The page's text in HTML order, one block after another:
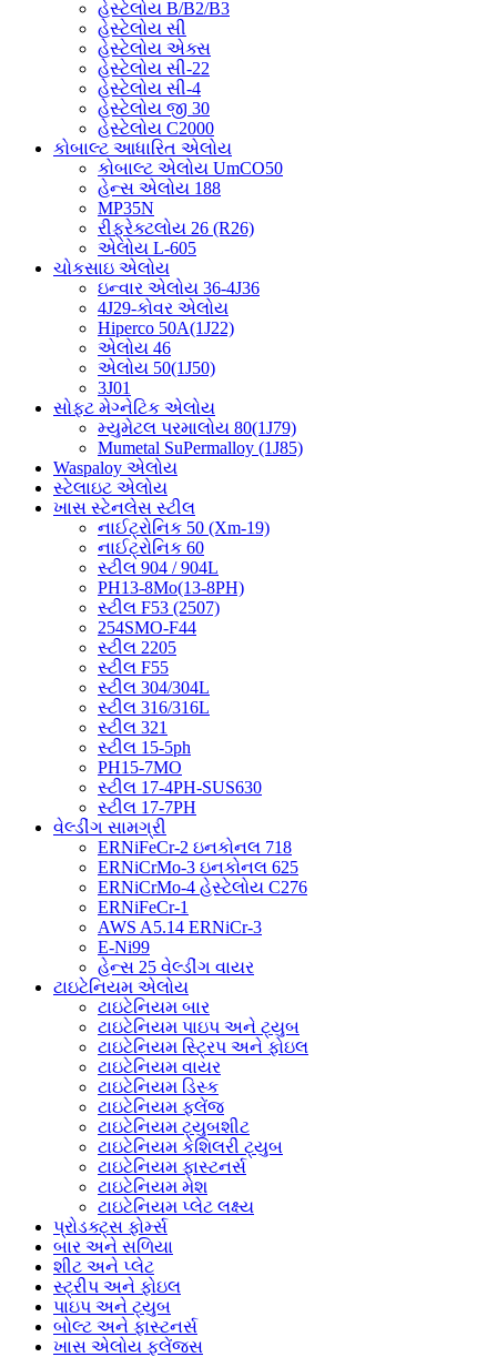
હેસ્ટેલોય B/B2/B3
હેસ્ટેલોય સી
હેસ્ટેલોય એક્સ
હેસ્ટેલોય સી-22
હેસ્ટેલોય સી-4
હેસ્ટેલોય જી 30
હેસ્ટેલોય C2000
કોબાલ્ટ આધારિત એલોય
કોબાલ્ટ એલોય UmCO50
હેન્સ એલોય 188
MP35N
રીફ્રેક્ટલોય 26 (R26)
એલોય L-605
ચોકસાઇ એલોય
ઇન્વાર એલોય 36-4J36
4J29-કોવર એલોય
Hiperco 50A(1J22)
એલોય 46
એલોય 50(1J50)
3J01
સોફ્ટ મેગ્નેટિક એલોય
મ્યુમેટલ પરમાલોય 80(1J79)
Mumetal SuPermalloy (1J85)
Waspaloy એલોય
સ્ટેલાઇટ એલોય
ખાસ સ્ટેનલેસ સ્ટીલ
નાઈટ્રોનિક 50 (Xm-19)
નાઈટ્રોનિક 60
સ્ટીલ 904 / 904L
PH13-8Mo(13-8PH)
સ્ટીલ F53 (2507)
254SMO-F44
સ્ટીલ 2205
સ્ટીલ F55
સ્ટીલ 304/304L
સ્ટીલ 316/316L
સ્ટીલ 321
સ્ટીલ 15-5ph
PH15-7MO
સ્ટીલ 17-4PH-SUS630
સ્ટીલ 17-7PH
વેલ્ડીંગ સામગ્રી
ERNiFeCr-2 ઇનકોનલ 718
ERNiCrMo-3 ઇનકોનલ 625
ERNiCrMo-4 હેસ્ટેલોય C276
ERNiFeCr-1
AWS A5.14 ERNiCr-3
E-Ni99
હેન્સ 25 વેલ્ડીંગ વાયર
ટાઇટેનિયમ એલોય
ટાઇટેનિયમ બાર
ટાઇટેનિયમ પાઇપ અને ટ્યુબ
ટાઇટેનિયમ સ્ટ્રિપ અને ફોઇલ
ટાઇટેનિયમ વાયર
ટાઇટેનિયમ ડિસ્ક
ટાઇટેનિયમ ફ્લેંજ
ટાઇટેનિયમ ટ્યુબશીટ
ટાઇટેનિયમ કેશિલરી ટ્યુબ
ટાઇટેનિયમ ફાસ્ટનર્સ
ટાઇટેનિયમ મેશ
ટાઇટેનિયમ પ્લેટ લક્ષ્ય
પ્રોડક્ટ્સ ફોર્મ્સ
બાર અને સળિયા
શીટ અને પ્લેટ
સ્ટ્રીપ અને ફોઇલ
પાઇપ અને ટ્યુબ
બોલ્ટ અને ફાસ્ટનર્સ
ખાસ એલોય ફ્લેંજ્સ